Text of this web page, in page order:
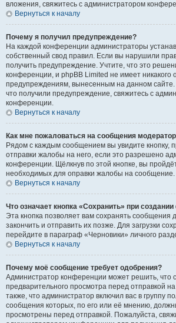
вложения, свяжитесь с администратором
Вернуться к началу
Почему я получил предупреждение?
На каждой конференции администраторы
собственный свод правил. Если вы нарушили
получить предупреждение. Учтите, что это
конференции, и phpBB Limited не имеет никакого
предупреждениям, вынесенным на данном сайте.
что получили предупреждение, свяжитесь с
конференции.
Вернуться к началу
Как мне пожаловаться на сообщения
Рядом с каждым сообщением вы увидите кнопку,
отправки жалобы на него, если это разрешено
конференции. Щёлкнув по этой кнопке, вы
необходимых для оправки жалобы на сообщение.
Вернуться к началу
Что означает кнопка «Сохранить» при
Эта кнопка позволяет вам сохранять сообщения
закончить и отправить их позже. Для загрузки
перейдите в параграф «Черновики» личного
Вернуться к началу
Почему моё сообщение требует одобрения?
Администратор конференции может решить, что
предварительного просмотра перед отправкой
также, что администратор включил вас в группу
сообщения которых, по его или её мнению,
просмотрены перед отправкой. Пожалуйста,